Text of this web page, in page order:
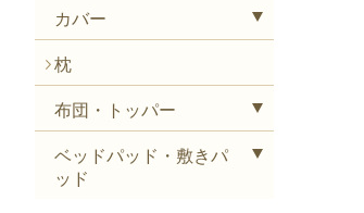
カバー
枕
布団・トッパー
ベッドパッド・敷きパ
ッド